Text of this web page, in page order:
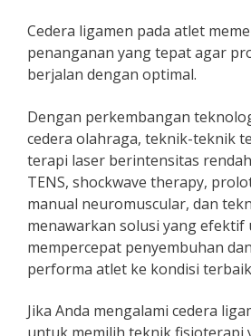
Cedera ligamen pada atlet
penanganan yang tepat agar
berjalan dengan optimal.
Dengan perkembangan
cedera olahraga, teknik-teknik
terapi laser berintensitas
TENS, shockwave therapy,
manual neuromuscular, dan
menawarkan solusi yang efektif
mempercepat penyembuhan
performa atlet ke kondisi
Jika Anda mengalami cedera